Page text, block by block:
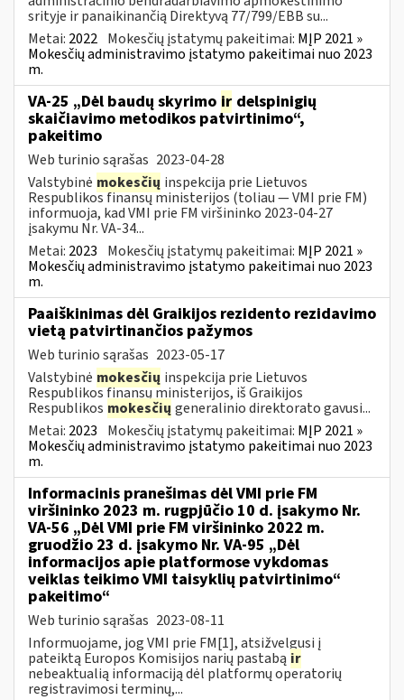
srityje ir panaikinančią Direktyvą 77/799/EBB su...
Metai: 2022 Mokesčių įstatymų pakeitimai: MĮP 2021 »
Mokesčių administravimo įstatymo pakeitimai nuo 2023
m.
VA-25 „Dėl baudų skyrimo ir delspinigių
skaičiavimo metodikos patvirtinimo“,
pakeitimo
Web turinio sąrašas 2023-04-28
Valstybinė mokesčių inspekcija prie Lietuvos
Respublikos finansų ministerijos (toliau ― VMI prie FM)
informuoja, kad VMI prie FM viršininko 2023-04-27
įsakymu Nr. VA-34...
Metai: 2023 Mokesčių įstatymų pakeitimai: MĮP 2021 »
Mokesčių administravimo įstatymo pakeitimai nuo 2023
m.
Paaiškinimas dėl Graikijos rezidento rezidavimo
vietą patvirtinančios pažymos
Web turinio sąrašas 2023-05-17
Valstybinė mokesčių inspekcija prie Lietuvos
Respublikos finansų ministerijos, iš Graikijos
Respublikos mokesčių generalinio direktorato gavusi...
Metai: 2023 Mokesčių įstatymų pakeitimai: MĮP 2021 »
Mokesčių administravimo įstatymo pakeitimai nuo 2023
m.
Informacinis pranešimas dėl VMI prie FM
viršininko 2023 m. rugpjūčio 10 d. įsakymo Nr.
VA-56 „Dėl VMI prie FM viršininko 2022 m.
gruodžio 23 d. įsakymo Nr. VA-95 „Dėl
informacijos apie platformose vykdomas
veiklas teikimo VMI taisyklių patvirtinimo“
pakeitimo“
Web turinio sąrašas 2023-08-11
Informuojame, jog VMI prie FM[1], atsižvelgusi į
pateiktą Europos Komisijos narių pastabą ir
nebeaktualią informaciją dėl platformų operatorių
registravimosi terminų,...